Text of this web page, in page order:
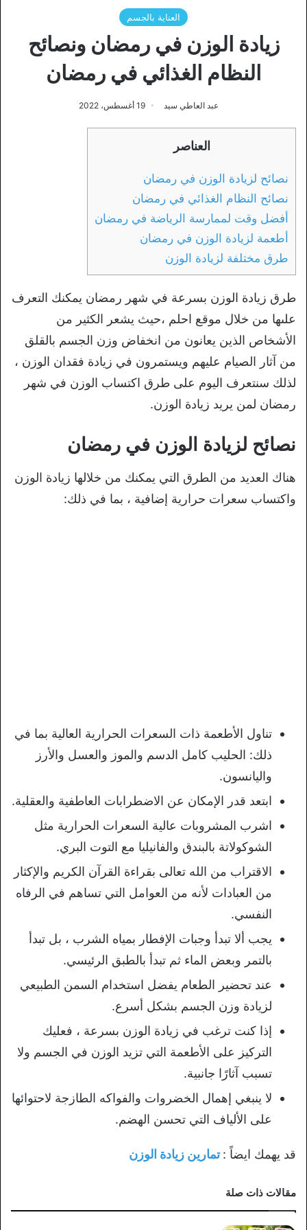
العناية بالجسم
زيادة الوزن في رمضان ونصائح
النظام الغذائي في رمضان
عبد العاطي سيد 19 أغسطس، 2022
العناصر
نصائح لزيادة الوزن في رمضان
نصائح النظام الغذائي في رمضان
أفضل وقت لممارسة الرياضة في رمضان
أطعمة لزيادة الوزن في رمضان
طرق مختلفة لزيادة الوزن
طرق زيادة الوزن بسرعة في شهر رمضان يمكنك التعرف
علىها من خلال موقع احلم ،حيث يشعر الكثير من
الأشخاص الذين يعانون من انخفاض وزن الجسم بالقلق
من آثار الصيام عليهم ويستمرون في زيادة فقدان الوزن ،
لذلك سنتعرف اليوم على طرق اكتساب الوزن في شهر
رمضان لمن يريد زيادة الوزن.
نصائح لزيادة الوزن في رمضان
هناك العديد من الطرق التي يمكنك من خلالها زيادة الوزن
واكتساب سعرات حرارية إضافية ، بما في ذلك:
تناول الأطعمة ذات السعرات الحرارية العالية بما في
ذلك: الحليب كامل الدسم والموز والعسل والأرز
واليانسون.
ابتعد قدر الإمكان عن الاضطرابات العاطفية والعقلية.
اشرب المشروبات عالية السعرات الحرارية مثل
الشوكولاتة بالبندق والفانيليا مع التوت البري.
الاقتراب من الله تعالى بقراءة القرآن الكريم والإكثار
من العبادات لأنه من العوامل التي تساهم في الرفاه
النفسي.
يجب ألا تبدأ وجبات الإفطار بمياه الشرب ، بل تبدأ
بالتمر وبعض الماء ثم تبدأ بالطبق الرئيسي.
عند تحضير الطعام يفضل استخدام السمن الطبيعي
لزيادة وزن الجسم بشكل أسرع.
إذا كنت ترغب في زيادة الوزن بسرعة ، فعليك
التركيز على الأطعمة التي تزيد الوزن في الجسم ولا
تسبب آثارًا جانبية.
لا ينبغي إهمال الخضروات والفواكه الطازجة لاحتوائها
على الألياف التي تحسن الهضم.
قد يهمك ايضاً :تمارين زيادة الوزن
مقالات ذات صلة